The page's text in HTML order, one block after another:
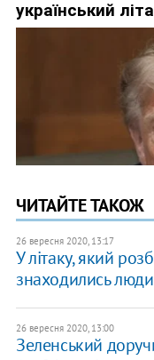
ЧИТАЙТЕ ТАКОЖ
26 вересня 2020, 13:17
У літаку, який
знаходились
26 вересня 2020, 13:00
Зеленський